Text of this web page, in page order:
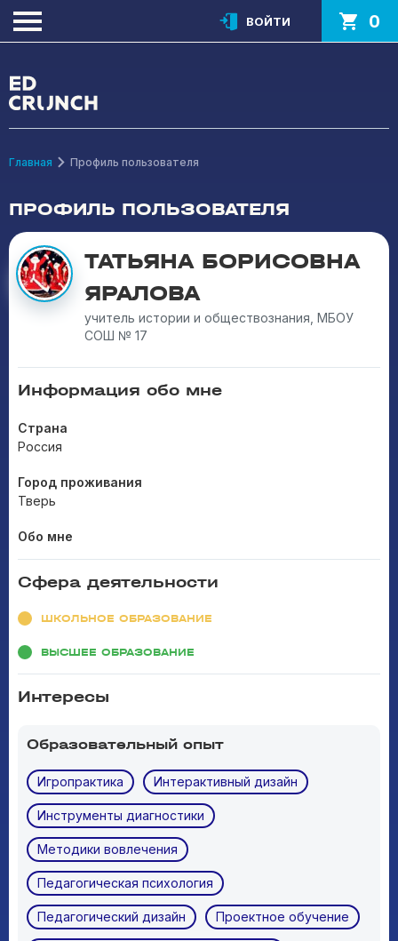
ВОЙТИ 0
Главная Профиль пользователя
ПРОФИЛЬ ПОЛЬЗОВАТЕЛЯ
ТАТЬЯНА БОРИСОВНА
ЯРАЛОВА
учитель истории и обществознания, МБОУ
СОШ № 17
Информация обо мне
Страна
Россия
Город проживания
Тверь
Обо мне
Сфера деятельности
ШКОЛЬНОЕ ОБРАЗОВАНИЕ
ВЫСШЕЕ ОБРАЗОВАНИЕ
Интересы
Образовательный опыт
Игропрактика Интерактивный дизайн
Инструменты диагностики
Методики вовлечения
Педагогическая психология
Педагогический дизайн Проектное обучение